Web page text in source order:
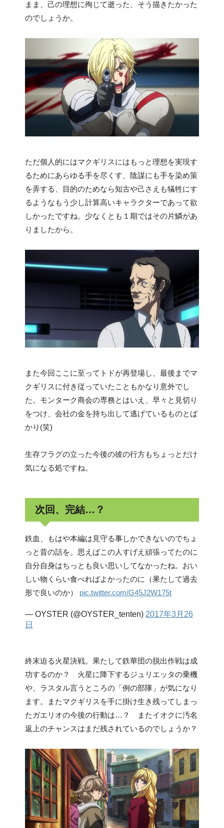
まま、己の理想に殉じて逝った、そう描きたかった
のでしょうか。
ただ個人的にはマクギリスにはもっと理想を実現す
るためにあらゆる手を尽くす、陰謀にも手を染め策
を弄する、目的のためなら知古や己さえも犠牲にす
るようなもう少し計算高いキャラクターであって欲
しかったですね。少なくとも１期ではその片鱗があ
りましたから。
また今回ここに至ってトドが再登場し、最後までマ
クギリスに付き従っていたこともかなり意外でし
た。モンターク商会の専務とはいえ、早々と見切り
をつけ、会社の金を持ち出して逃げているものとば
かり(笑)
生存フラグの立った今後の彼の行方もちょっとだけ
気になる処ですね。
次回、完結…？
鉄血、もはや本編は見守る事しかできないのでちょ
っと昔の話を。思えばこの人すげえ頑張ってたのに
自分自身はちっとも良い思いしてなかったね。おい
しい物くらい食べればよかったのに（果たして過去
形で良いのか） pic.twitter.com/G45J2W175t
— OYSTER (@OYSTER_tenten) 2017年3月26
日
終末迫る火星決戦。果たして鉄華団の脱出作戦は成
功するのか？ 火星に降下するジュリエッタの乗機
や、ラスタル言うところの「例の部隊」が気になり
ます。またマクギリスを手に掛け生き残ってしまっ
たガエリオの今後の行動は…？ またイオクに汚名
返上のチャンスはまだ残されているのでしょうか？